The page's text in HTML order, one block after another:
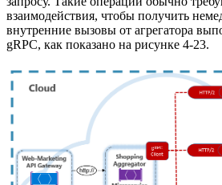
взаимодействия, чтобы получить
внутренние вызовы от агрегатора
gRPC, как показано на рисунке 4-23.